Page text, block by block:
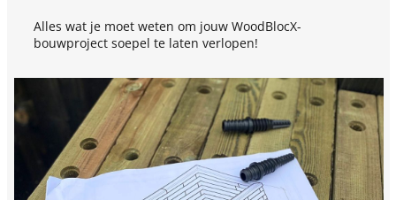
Alles wat je moet weten om jouw WoodBlocX-
bouwproject soepel te laten verlopen!